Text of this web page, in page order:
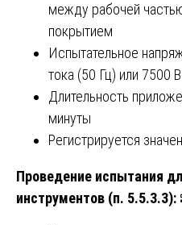
между рабочей
покрытием
Испытательное
тока (50 Гц) или 7500
Длительность
минуты
Регистрируется
Проведение испытания
инструментов (п. 5.5.3.3):